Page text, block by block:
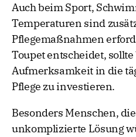
Auch beim Sport,
Temperaturen sind
Pflegemaßnahmen
Toupet entscheidet,
Aufmerksamkeit in die
Pflege zu investieren.
Besonders Menschen,
unkomplizierte Lösung